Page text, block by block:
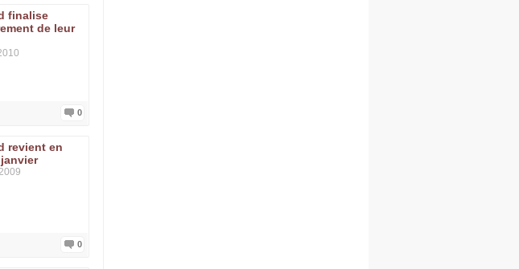
finalise
de leur
0
revient en
0